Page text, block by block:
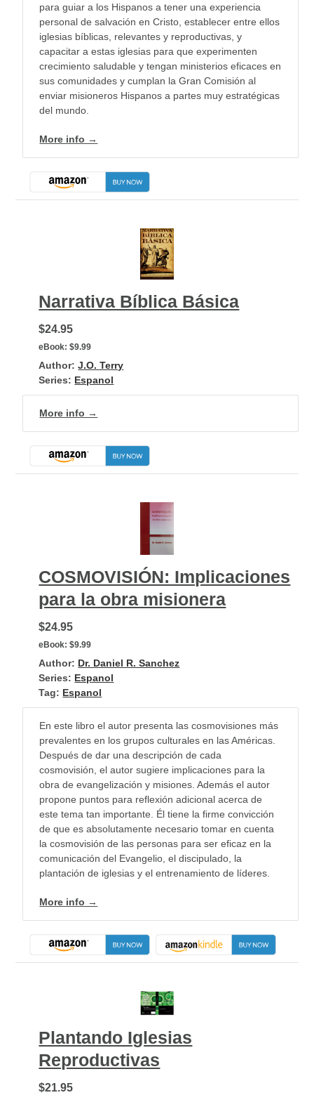
para guiar a los Hispanos a tener una experiencia
personal de salvación en Cristo, establecer entre ellos
iglesias bíblicas, relevantes y reproductivas, y
capacitar a estas iglesias para que experimenten
crecimiento saludable y tengan ministerios eficaces en
sus comunidades y cumplan la Gran Comisión al
enviar misioneros Hispanos a partes muy estratégicas
del mundo.
More info →
Narrativa Bíblica Básica
$24.95
eBook: $9.99
Author: J.O. Terry
Series: Espanol
More info →
COSMOVISIÓN: Implicaciones
para la obra misionera
$24.95
eBook: $9.99
Author: Dr. Daniel R. Sanchez
Series: Espanol
Tag: Espanol
En este libro el autor presenta las cosmovisiones más
prevalentes en los grupos culturales en las Américas.
Después de dar una descripción de cada
cosmovisión, el autor sugiere implicaciones para la
obra de evangelización y misiones. Además el autor
propone puntos para reflexión adicional acerca de
este tema tan importante. Él tiene la firme convicción
de que es absolutamente necesario tomar en cuenta
la cosmovisión de las personas para ser eficaz en la
comunicación del Evangelio, el discipulado, la
plantación de iglesias y el entrenamiento de líderes.
More info →
Plantando Iglesias
Reproductivas
$21.95